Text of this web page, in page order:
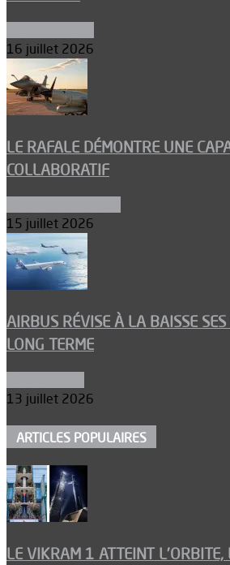
16 juillet 2026
LE RAFALE DÉMONTRE UNE
COLLABORATIF
15 juillet 2026
AIRBUS RÉVISE À LA BAISSE
LONG TERME
13 juillet 2026
ARTICLES POPULAIRES
LE VIKRAM 1 ATTEINT